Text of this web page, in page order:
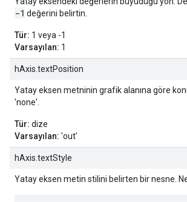
-1 değerini belirtin.
Tür: 1 veya -1
Varsayılan: 1
hAxis.textPosition
Yatay eksen metninin grafik alanına göre
'none'.
Tür: dize
Varsayılan: 'out'
hAxis.textStyle
Yatay eksen metin stilini belirten bir nesne.